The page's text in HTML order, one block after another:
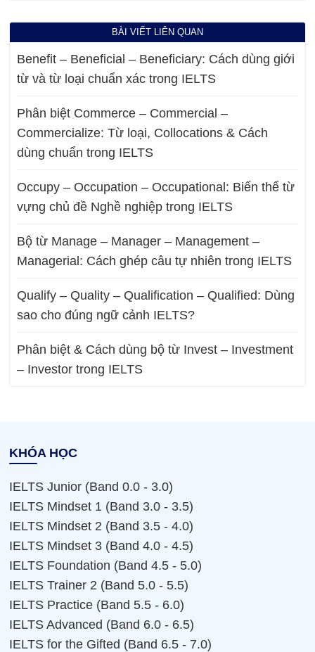
BÀI VIẾT LIÊN QUAN
Benefit – Beneficial – Beneficiary: Cách dùng giới
từ và từ loại chuẩn xác trong IELTS
Phân biệt Commerce – Commercial –
Commercialize: Từ loại, Collocations & Cách
dùng chuẩn trong IELTS
Occupy – Occupation – Occupational: Biến thể từ
vựng chủ đề Nghề nghiệp trong IELTS
Bộ từ Manage – Manager – Management –
Managerial: Cách ghép câu tự nhiên trong IELTS
Qualify – Quality – Qualification – Qualified: Dùng
sao cho đúng ngữ cảnh IELTS?
Phân biệt & Cách dùng bộ từ Invest – Investment
– Investor trong IELTS
KHÓA HỌC
IELTS Junior (Band 0.0 - 3.0)
IELTS Mindset 1 (Band 3.0 - 3.5)
IELTS Mindset 2 (Band 3.5 - 4.0)
IELTS Mindset 3 (Band 4.0 - 4.5)
IELTS Foundation (Band 4.5 - 5.0)
IELTS Trainer 2 (Band 5.0 - 5.5)
IELTS Practice (Band 5.5 - 6.0)
IELTS Advanced (Band 6.0 - 6.5)
IELTS for the Gifted (Band 6.5 - 7.0)